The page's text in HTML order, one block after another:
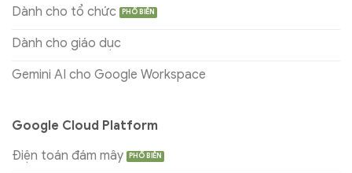
Dành cho tổ chức
Dành cho giáo dục
Gemini AI cho Google Workspace
Google Cloud Platform
Điện toán đám mây